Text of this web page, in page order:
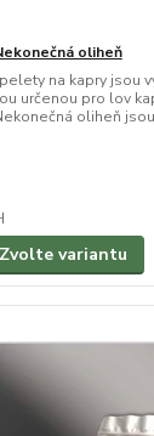
oliheň
na kapry jsou
určenou pro lov
oliheň
Zvolte variantu